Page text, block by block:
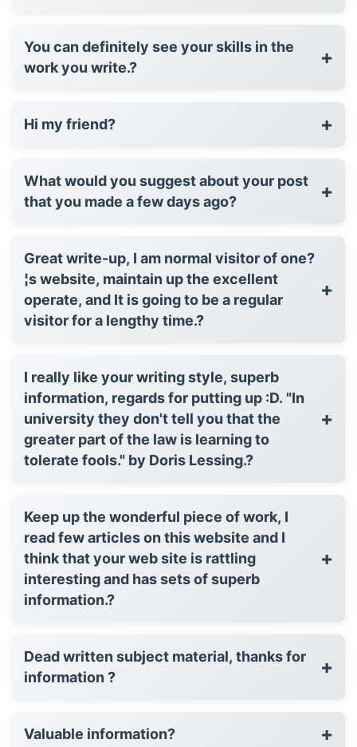
You can definitely see your skills in the
work you write.?
+
Hi my friend? +
What would you suggest about your post
that you made a few days ago?
+
Great write-up, I am normal visitor of one?
¦s website, maintain up the excellent
operate, and It is going to be a regular
visitor for a lengthy time.?
+
I really like your writing style, superb
information, regards for putting up :D. "In
university they don't tell you that the
greater part of the law is learning to
tolerate fools." by Doris Lessing.?
+
Keep up the wonderful piece of work, I
read few articles on this website and I
think that your web site is rattling
interesting and has sets of superb
information.?
+
Dead written subject material, thanks for
information ?
+
Valuable information? +